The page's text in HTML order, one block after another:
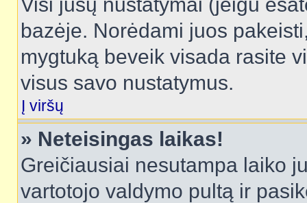
bazėje. Norėdami juos
mygtuką beveik visada rasite
visus savo nustatymus.
Į viršų
» Neteisingas laikas!
Greičiausiai nesutampa laiko
vartotojo valdymo pultą ir